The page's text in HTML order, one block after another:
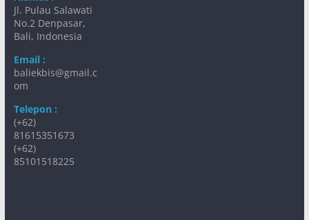
Jl. Pulau Salawati
No.2 Denpasar,
Bali, Indonesia
Email :
baliekbis@gmail.c
om
Telepon :
(+62)
81615351673
(+62)
85101518225